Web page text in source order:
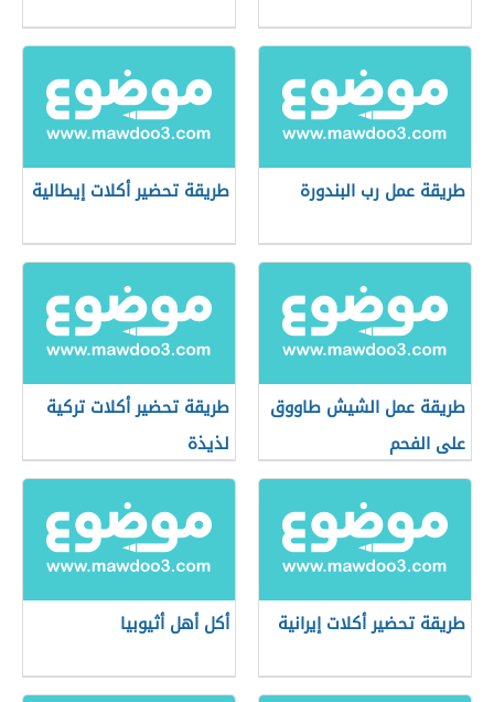
طريقة عمل رب البندورة طريقة تحضير أكلات إيطالية
طريقة عمل الشيش طاووق
على الفحم
طريقة تحضير أكلات تركية
لذيذة
طريقة تحضير أكلات إيرانية أكل أهل أثيوبيا